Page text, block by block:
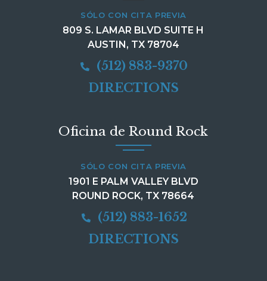
SÓLO CON CITA PREVIA
809 S. LAMAR BLVD SUITE H
AUSTIN, TX 78704
(512) 883-9370
DIRECTIONS
Oficina de Round Rock
SÓLO CON CITA PREVIA
1901 E PALM VALLEY BLVD
ROUND ROCK, TX 78664
(512) 883-1652
DIRECTIONS